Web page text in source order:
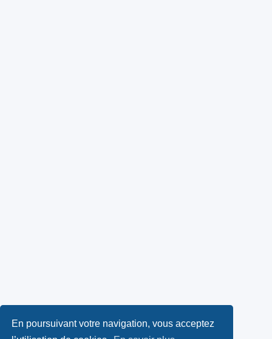
En poursuivant votre navigation, vous acceptez